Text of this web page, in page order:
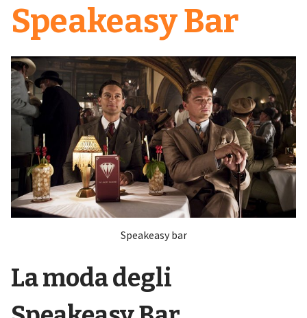
Speakeasy Bar
Speakeasy bar
La moda degli